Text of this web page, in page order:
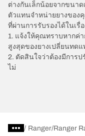
ต่างกันเล็กน้อยจากขนา
ตัวแทนจำหน่ายยางของ
ที่ผ่านการรับรองได้ในเรื่
1. แจ้งให้คุณทราบหากค่
สูงสุดของยางเปลี่ยนทด
2. ตัดสินใจว่าต้องมีการ
ไม่
/ Ranger Ranger